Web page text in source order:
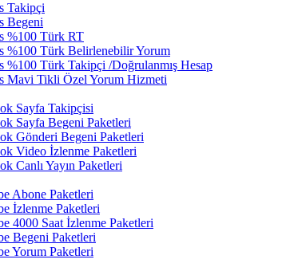
Takipçi
Begeni
%100 Türk RT
%100 Türk Belirlenebilir Yorum
%100 Türk Takipçi /Doğrulanmış Hesap
Mavi Tikli Özel Yorum Hizmeti
Sayfa Takipçisi
Sayfa Begeni Paketleri
Gönderi Begeni Paketleri
Video İzlenme Paketleri
Canlı Yayın Paketleri
Abone Paketleri
İzlenme Paketleri
4000 Saat İzlenme Paketleri
Begeni Paketleri
Yorum Paketleri